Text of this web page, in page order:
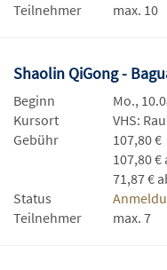
Teilnehmer
max. 10
Shaolin QiGong -
Beginn
Mo.,
Kursort
VHS:
Gebühr
107,80 €
107,80
71,87 €
Status
Teilnehmer
max. 7